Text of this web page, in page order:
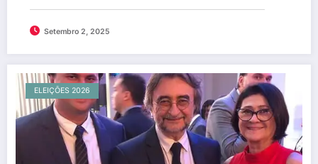
estadual
Setembro 2, 2025
ELEIÇÕES 2026